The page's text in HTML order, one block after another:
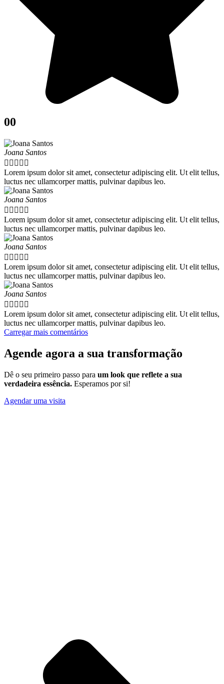
00
Joana Santos
    
Lorem ipsum dolor sit amet, consectetur adipiscing elit. Ut elit tellus,
luctus nec ullamcorper mattis, pulvinar dapibus leo.
Joana Santos
    
Lorem ipsum dolor sit amet, consectetur adipiscing elit. Ut elit tellus,
luctus nec ullamcorper mattis, pulvinar dapibus leo.
Joana Santos
    
Lorem ipsum dolor sit amet, consectetur adipiscing elit. Ut elit tellus,
luctus nec ullamcorper mattis, pulvinar dapibus leo.
Joana Santos
    
Lorem ipsum dolor sit amet, consectetur adipiscing elit. Ut elit tellus,
luctus nec ullamcorper mattis, pulvinar dapibus leo.
Carregar mais comentários
Agende agora a sua transformação
Dê o seu primeiro passo para um look que reflete a sua
verdadeira essência. Esperamos por si!
Agendar uma visita